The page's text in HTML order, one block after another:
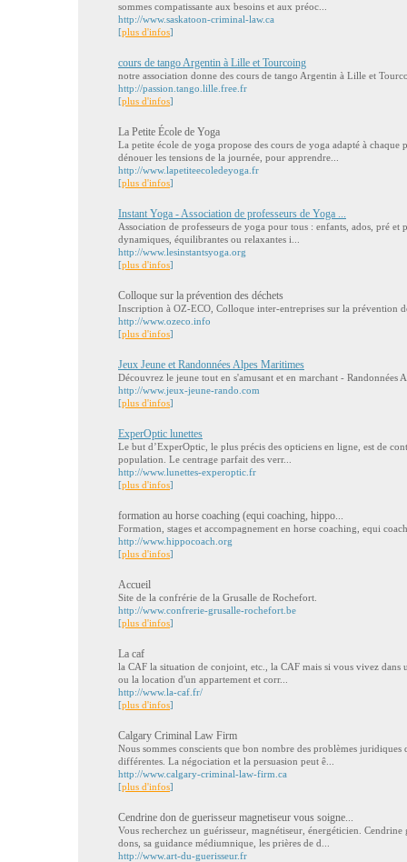
sommes compatissante aux besoins et aux préoc...
http://www.saskatoon-criminal-law.ca
[plus d'infos]
cours de tango Argentin à Lille et Tourcoing
notre association donne des cours de tango Argentin à Lille et
http://passion.tango.lille.free.fr
[plus d'infos]
La Petite École de Yoga
La petite école de yoga propose des cours de yoga adapté à chaque
dénouer les tensions de la journée, pour apprendre...
http://www.lapetiteecoledeyoga.fr
[plus d'infos]
Instant Yoga - Association de professeurs de Yoga ...
Association de professeurs de yoga pour tous : enfants, ados, pré et
dynamiques, équilibrantes ou relaxantes i...
http://www.lesinstantsyoga.org
[plus d'infos]
Colloque sur la prévention des déchets
Inscription à OZ-ECO, Colloque inter-entreprises sur la prévention
http://www.ozeco.info
[plus d'infos]
Jeux Jeune et Randonnées Alpes Maritimes
Découvrez le jeune tout en s'amusant et en marchant - Randonnées
http://www.jeux-jeune-rando.com
[plus d'infos]
ExperOptic lunettes
Le but d’ExperOptic, le plus précis des opticiens en ligne, est de
population. Le centrage parfait des verr...
http://www.lunettes-experoptic.fr
[plus d'infos]
formation au horse coaching (equi coaching, hippo...
Formation, stages et accompagnement en horse coaching, equi
http://www.hippocoach.org
[plus d'infos]
Accueil
Site de la confrérie de la Grusalle de Rochefort.
http://www.confrerie-grusalle-rochefort.be
[plus d'infos]
La caf
la CAF la situation de conjoint, etc., la CAF mais si vous vivez dans
ou la location d'un appartement et corr...
http://www.la-caf.fr/
[plus d'infos]
Calgary Criminal Law Firm
Nous sommes conscients que bon nombre des problèmes
différentes. La négociation et la persuasion peut ê...
http://www.calgary-criminal-law-firm.ca
[plus d'infos]
Cendrine don de guerisseur magnetiseur vous soigne...
Vous recherchez un guérisseur, magnétiseur, énergéticien. Cendrine
dons, sa guidance médiumnique, les prières de d...
http://www.art-du-guerisseur.fr